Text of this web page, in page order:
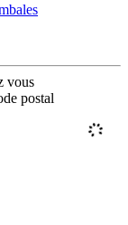
vous
postal